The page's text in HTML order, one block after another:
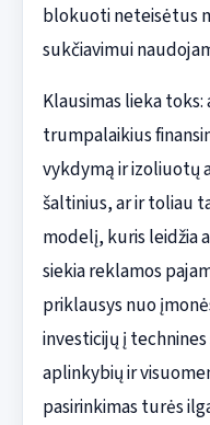
blokuoti neteisėtus
sukčiavimui
Klausimas lieka
trumpalaikius
vykdymą ir izoliuotų
šaltinius, ar ir toliau
modelį, kuris leidžia
siekia reklamos
priklausys nuo
investicijų į
aplinkybių ir
pasirinkimas turės